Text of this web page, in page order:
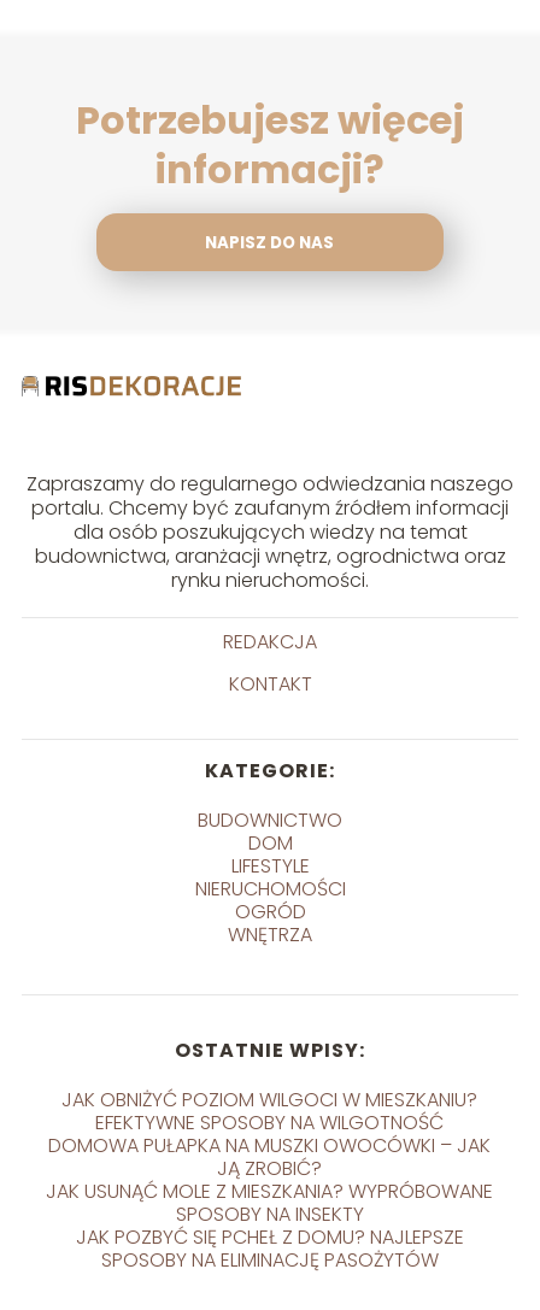
Potrzebujesz więcej
informacji?
NAPISZ DO NAS
Zapraszamy do regularnego odwiedzania naszego
portalu. Chcemy być zaufanym źródłem informacji
dla osób poszukujących wiedzy na temat
budownictwa, aranżacji wnętrz, ogrodnictwa oraz
rynku nieruchomości.
REDAKCJA
KONTAKT
KATEGORIE:
BUDOWNICTWO
DOM
LIFESTYLE
NIERUCHOMOŚCI
OGRÓD
WNĘTRZA
OSTATNIE WPISY:
JAK OBNIŻYĆ POZIOM WILGOCI W MIESZKANIU?
EFEKTYWNE SPOSOBY NA WILGOTNOŚĆ
DOMOWA PUŁAPKA NA MUSZKI OWOCÓWKI – JAK
JĄ ZROBIĆ?
JAK USUNĄĆ MOLE Z MIESZKANIA? WYPRÓBOWANE
SPOSOBY NA INSEKTY
JAK POZBYĆ SIĘ PCHEŁ Z DOMU? NAJLEPSZE
SPOSOBY NA ELIMINACJĘ PASOŻYTÓW